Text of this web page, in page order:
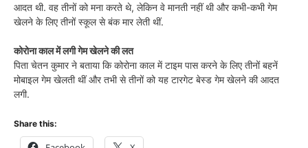
आदत थी. वह तीनों को मना करते थे, लेकिन वे मानती नहीं थी और कभी-कभी गेम
खेलने के लिए तीनों स्कूल से बंक मार लेती थीं.
कोरोना काल में लगी गेम खेलने की लत
पिता चेतन कुमार ने बताया कि कोरोना काल में टाइम पास करने के लिए तीनों बहनें
मोबाइल गेम खेलती थीं और तभी से तीनों को यह टारगेट बेस्ड गेम खेलने की आदत
लगी.
Share this: